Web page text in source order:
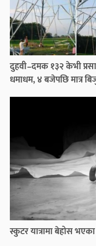
दुहवी–दमक १३२ केभी
धमाधम, ४ बजेपछि मात्र
स्कुटर यात्रामा बेहोस